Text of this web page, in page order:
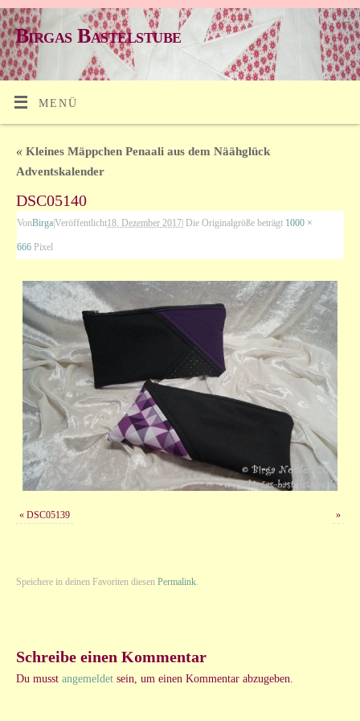
Birgas Bastelstube
MENÜ
« Kleines Mäppchen Penaali aus dem Näähglück
Adventskalender
DSC05140
VonBirga|Veröffentlicht18. Dezember 2017 Die Originalgröße beträgt 1000 ×
666 Pixel
«DSC05139 »
Speichere in deinen Favoriten diesenPermalink
Schreibe einen Kommentar
Du musstangemeldet sein, um einen Kommentar abzugeben.